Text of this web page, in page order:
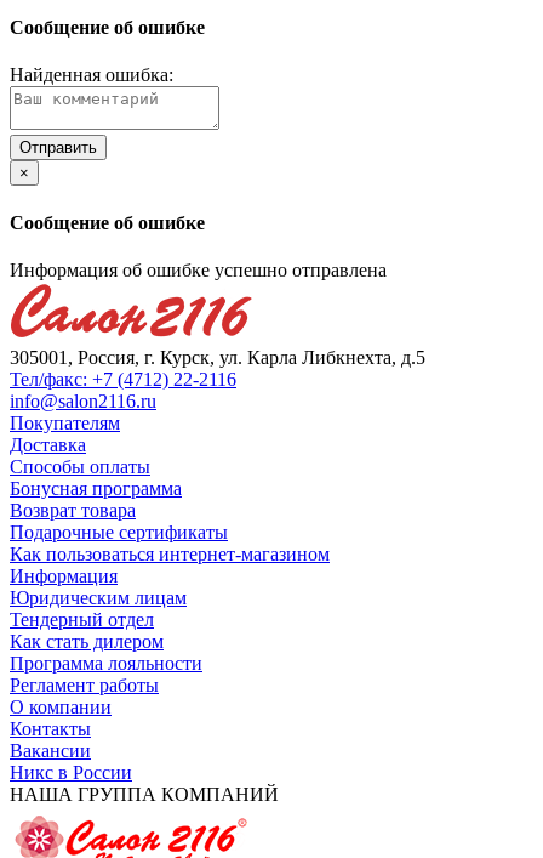
Сообщение об ошибке
Найденная ошибка:
×
Сообщение об ошибке
Информация об ошибке успешно отправлена
305001, Россия, г. Курск, ул. Карла Либкнехта, д.5
Тел/факс: +7 (4712) 22-2116
info@salon2116.ru
Покупателям
Доставка
Способы оплаты
Бонусная программа
Возврат товара
Подарочные сертификаты
Как пользоваться интернет-магазином
Информация
Юридическим лицам
Тендерный отдел
Как стать дилером
Программа лояльности
Регламент работы
О компании
Контакты
Вакансии
Никс в России
НАША ГРУППА КОМПАНИЙ